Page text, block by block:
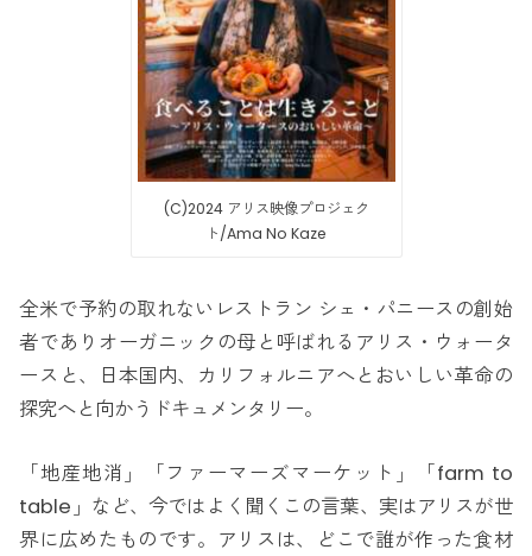
(C)2024 アリス映像プロジェク
ト/Ama No Kaze
全米で予約の取れないレストラン シェ・パニースの創始
者でありオーガニックの母と呼ばれるアリス・ウォータ
ースと、日本国内、カリフォルニアへとおいしい革命の
探究へと向かうドキュメンタリー。
「地産地消」「ファーマーズマーケット」「farm to
table」など、今ではよく聞くこの言葉、実はアリスが世
界に広めたものです。アリスは、どこで誰が作った食材